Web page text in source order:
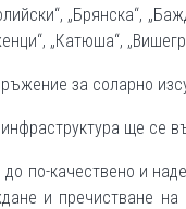
„Брянска“,
„Катюша“,
за соларно
ще се
по-качествено и
и пречистване